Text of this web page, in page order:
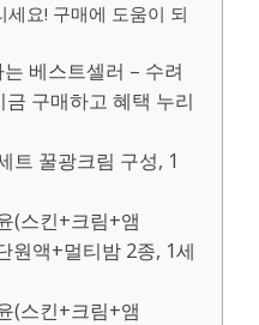
요! 구매에 도움이 되
베스트셀러 – 수려
구매하고 혜택 누리
트 꿀광크림 구성, 1
(스킨+크림+앰
원액+멀티밤 2종, 1세
(스킨+크림+앰